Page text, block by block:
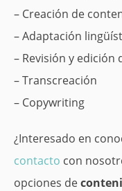
– Creación de
– Adaptación
– Revisión y edición
– Transcreación
– Copywriting
¿Interesado en
contacto con
opciones de